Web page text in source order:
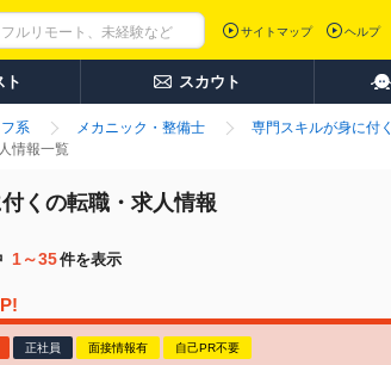
サイトマップ ヘルプ
ト スカウト
系 メカニック・整備士
専門スキルが身に付く
情報一覧
くの転職・求人情報
1～35件を表示
正社員 面接情報有 自己PR不要